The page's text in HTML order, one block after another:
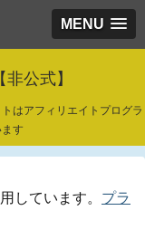
MENU
公式】
はアフィリエイトプログラ
す
しています。 プラ